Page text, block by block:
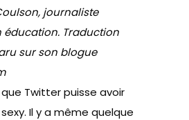
journaliste
éducation. Traduction
sur son blogue
Twitter puisse avoir
Il y a même quelque